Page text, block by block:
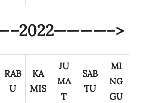
RAB
U
KA
MIS
JU
MA
T
SAB
TU
MI
NG
GU